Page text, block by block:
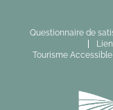
Questionnaire de
Tourisme Accessible